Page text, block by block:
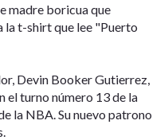
madre boricua que
la t-shirt que lee "Puerto
Devin Booker Gutierrez,
el turno número 13 de la
la NBA. Su nuevo patrono